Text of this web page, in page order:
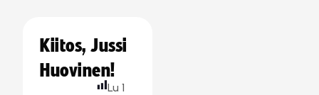
Kiitos, Jussi
Huovinen!
Lu 1